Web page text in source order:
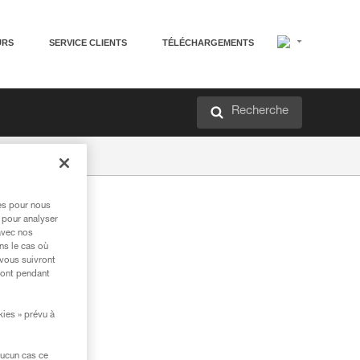
SERVICE CLIENTS TÉLÉCHARGEMENTS
Recherche
pour nous
analyser
nos
le cas où
suivront
pendant
» prévu à
cas ce